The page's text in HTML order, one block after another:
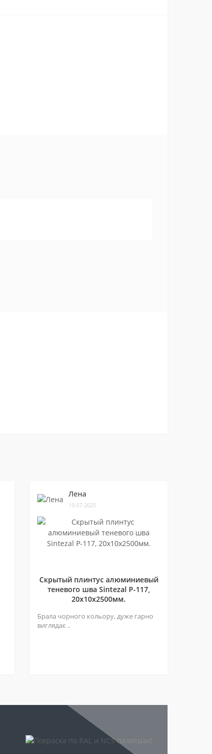
Лена
19.07.2025
Скрытый плинтус алюминиевый
теневого шва Sintezal P-117,
20х10х2500мм.
Брала чорного кольору, дуже гарно
виглядає ..